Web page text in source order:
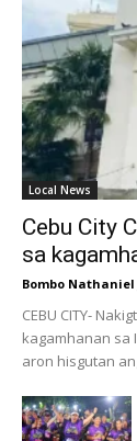
Local News
Cebu City
sa
Bombo
CEBU CITY-
kagamhanan sa
aron hisgutan